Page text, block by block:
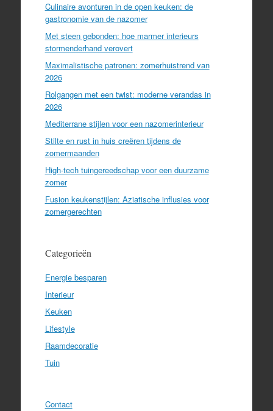
Culinaire avonturen in de open keuken: de
gastronomie van de nazomer
Met steen gebonden: hoe marmer interieurs
stormenderhand verovert
Maximalistische patronen: zomerhuistrend van
2026
Rolgangen met een twist: moderne verandas in
2026
Mediterrane stijlen voor een nazomerinterieur
Stilte en rust in huis creëren tijdens de
zomermaanden
High-tech tuingereedschap voor een duurzame
zomer
Fusion keukenstijlen: Aziatische influsies voor
zomergerechten
Categorieën
Energie besparen
Interieur
Keuken
Lifestyle
Raamdecoratie
Tuin
Contact